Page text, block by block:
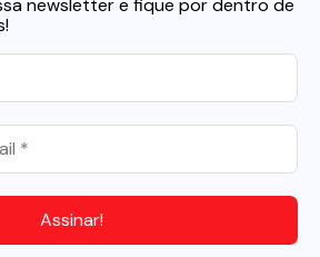
newsletter e fique por dentro de